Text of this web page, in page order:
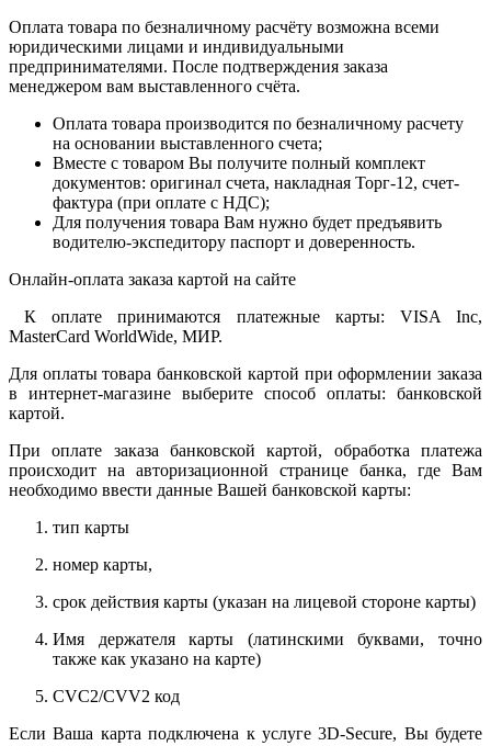
Оплата товара по безналичному расчёту возможна всеми
юридическими лицами и индивидуальными
предпринимателями. После подтверждения заказа
менеджером вам выставленного счёта.
Оплата товара производится по безналичному расчету
на основании выставленного счета;
Вместе с товаром Вы получите полный комплект
документов: оригинал счета, накладная Торг-12, счет-
фактура (при оплате с НДС);
Для получения товара Вам нужно будет предъявить
водителю-экспедитору паспорт и доверенность.
Онлайн-оплата заказа картой на сайте
К оплате принимаются платежные карты: VISA Inc,
MasterCard WorldWide, МИР.
Для оплаты товара банковской картой при оформлении заказа
в интернет-магазине выберите способ оплаты: банковской
картой.
При оплате заказа банковской картой, обработка платежа
происходит на авторизационной странице банка, где Вам
необходимо ввести данные Вашей банковской карты:
тип карты
номер карты,
срок действия карты (указан на лицевой стороне карты)
Имя держателя карты (латинскими буквами, точно
также как указано на карте)
CVC2/CVV2 код
Если Ваша карта подключена к услуге 3D-Secure, Вы будете